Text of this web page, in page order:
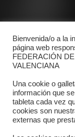
Bienvenida/o a la
página web
FEDERACIÓN
VALENCIANA
Una cookie o
información que
tableta cada vez
cookies son
externas que